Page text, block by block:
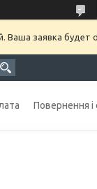
Ваша заявка будет
Повернення і